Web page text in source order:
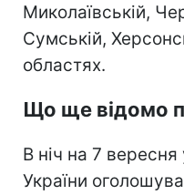
Миколаївській,
Сумській,
областях.
Що ще відомо
В ніч на 7 вересня
України